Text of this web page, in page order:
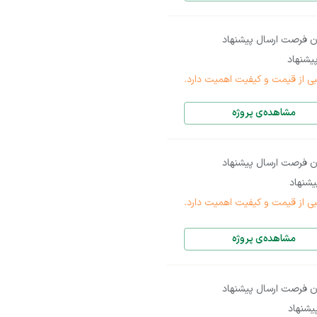
فرصت ارسال پیشنهاد
پیشنهاد
از قیمت و کیفیت اهمیت دارد.
مشاهده‌ی پروژه
فرصت ارسال پیشنهاد
از قیمت و کیفیت اهمیت دارد.
مشاهده‌ی پروژه
فرصت ارسال پیشنهاد